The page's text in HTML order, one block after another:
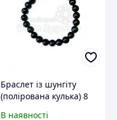
Браслет із шунгіту
(полірована кулька) 8
В наявності